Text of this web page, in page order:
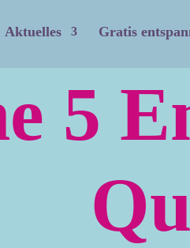
Aktuelles Gratis
5